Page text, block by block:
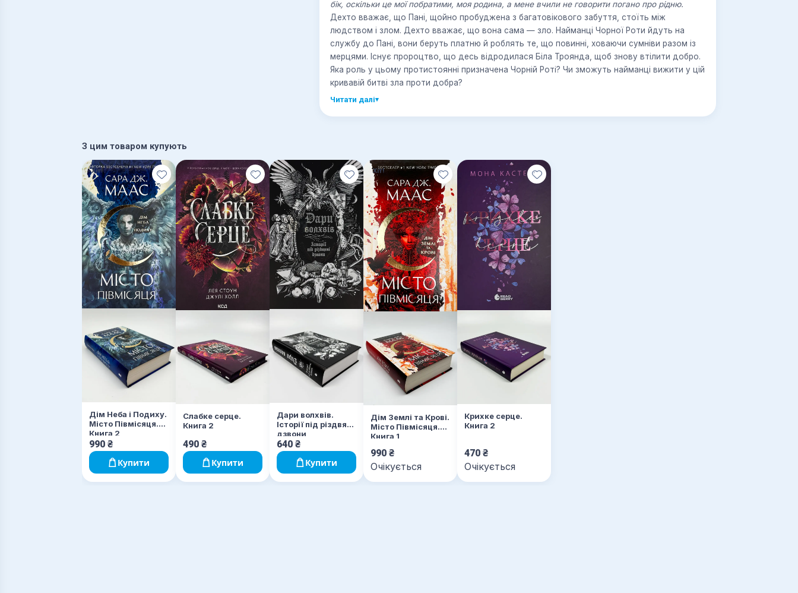
бік, оскільки це мої побратими, моя родина, а мене вчили не говорити погано про рідню.
Дехто вважає, що Пані, щойно пробуджена з багатовікового забуття, стоїть між
людством і злом. Дехто вважає, що вона сама — зло. Найманці Чорної Роти йдуть на
службу до Пані, вони беруть платню й роблять те, що повинні, ховаючи сумніви разом із
мерцями. Існує пророцтво, що десь відродилася Біла Троянда, щоб знову втілити добро.
Яка роль у цьому протистоянні призначена Чорній Роті? Чи зможуть найманці вижити у цій
кривавій битві зла проти добра?
Читати далі▾
З цим товаром купують
Хіт!
Дім Неба і Подиху.
Місто Півмісяця.
Книга 2
990 ₴
Купити
Слабке серце.
Книга 2
490 ₴
Купити
Дари волхвів.
Історії під різдвяні
дзвони
640 ₴
Купити
Хіт!
Дім Землі та Крові.
Місто Півмісяця.
Книга 1
990 ₴
Очікується
Крихке серце.
Книга 2
470 ₴
Очікується